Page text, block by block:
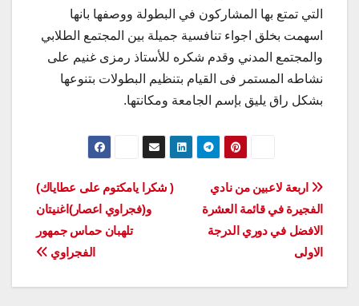
التي تمتع بها المشاركون في البطولة ووصفها بانها
اسهمت بخلق اجواء تنافسية جميلة بين المجتمع الطلابي
والمجتمع المدني وقدم شكره للأستاذ رمزى غنيم على
نشاطه المستمر فى القيام بتنظيم البطولات بتنوعها
بشكل راق يليق بإسم الجامعة ومكانتها.
تصفّح
المقالات
( شكرا يامكتوم على عطاياك)
و(فجراوي اعصار)اغنيتان
تلهبان حماس جمهور
الفجراوي
اربعة لاعبين من نادي
الفجيرة في قائمة العشرة
الافضل في دوري الدرجة
الاولى